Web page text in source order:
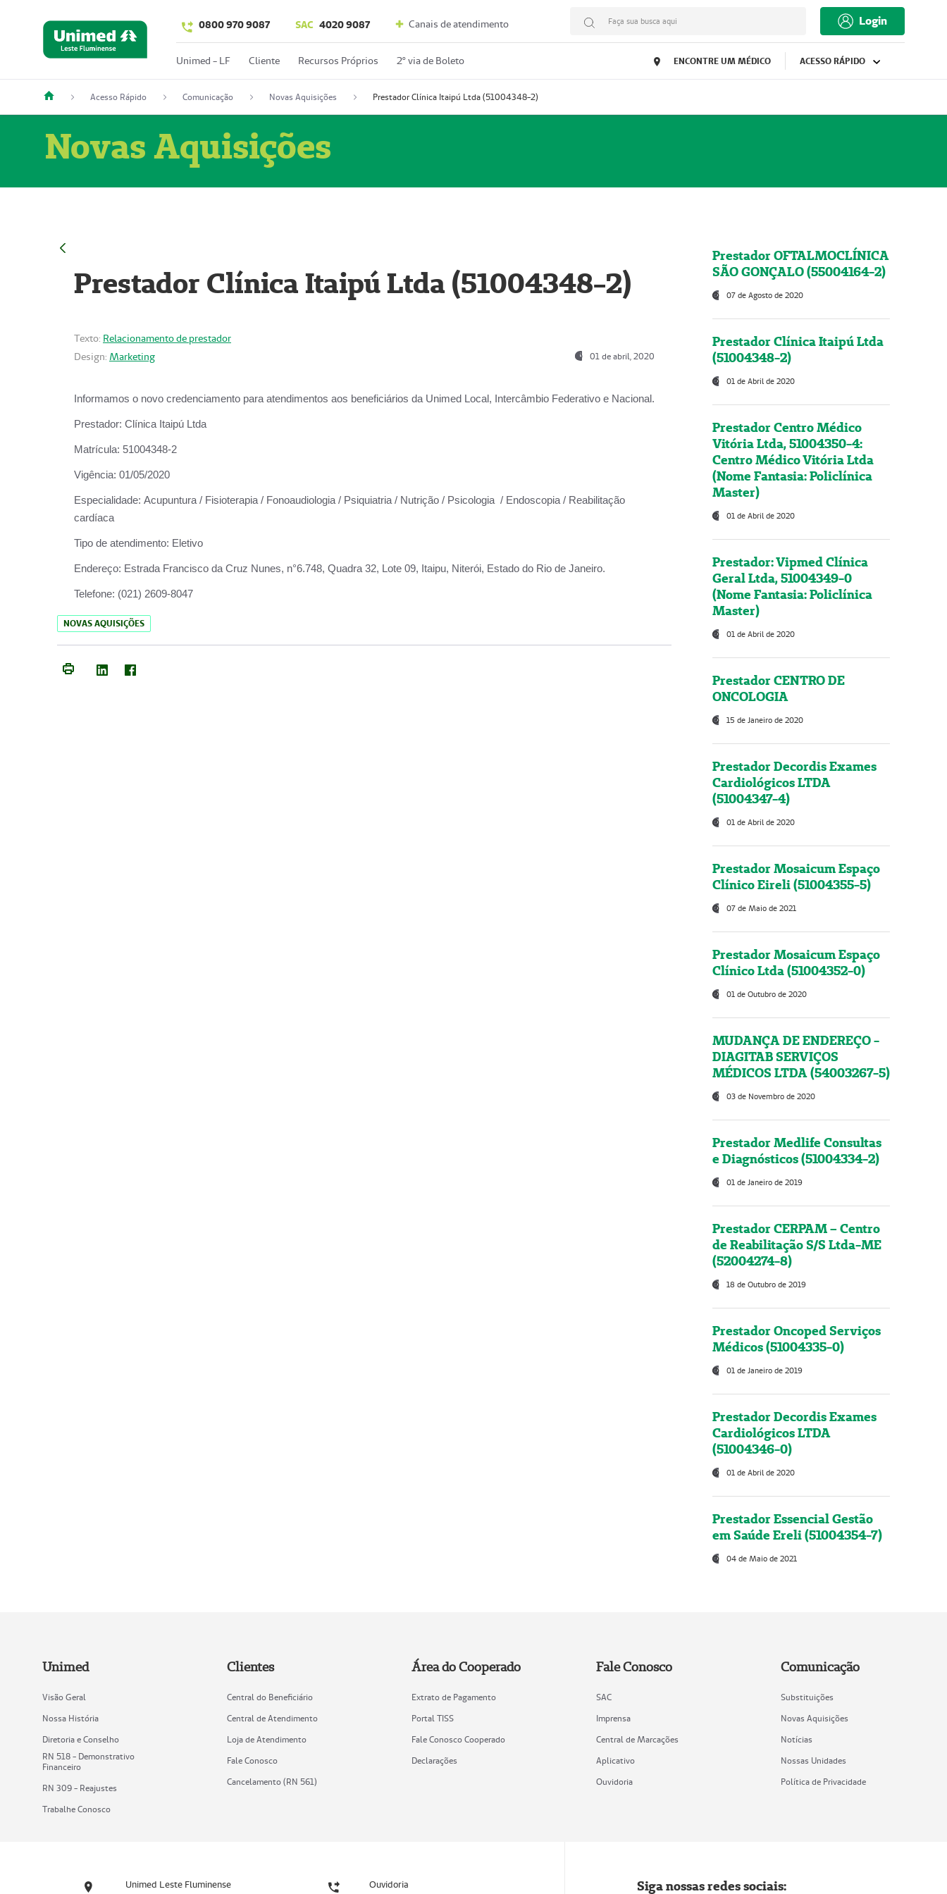
0800 970 9087 SAC 4020 9087 Canais de atendimento Faça sua busca aqui Login
Unimed - LF Cliente Recursos Próprios 2º via de Boleto ENCONTRE UM MÉDICO ACESSO RÁPIDO
Acesso Rápido Comunicação Novas Aquisições Prestador Clínica Itaipú Ltda (51004348-2)
Novas Aquisições
Prestador Clínica Itaipú Ltda (51004348-2)
Texto: Relacionamento de prestador
Design: Marketing 01 de abril, 2020
Informamos o novo credenciamento para atendimentos aos beneficiários da Unimed Local, Intercâmbio Federativo e Nacional.
Prestador: Clínica Itaipú Ltda
Matrícula: 51004348-2
Vigência: 01/05/2020
Especialidade: Acupuntura / Fisioterapia / Fonoaudiologia / Psiquiatria / Nutrição / Psicologia / Endoscopia / Reabilitação
cardíaca
Tipo de atendimento: Eletivo
Endereço: Estrada Francisco da Cruz Nunes, n°6.748, Quadra 32, Lote 09, Itaipu, Niterói, Estado do Rio de Janeiro.
Telefone: (021) 2609-8047
NOVAS AQUISIÇÕES
Prestador OFTALMOCLÍNICA
SÃO GONÇALO (55004164-2)
07 de Agosto de 2020
Prestador Clínica Itaipú Ltda
(51004348-2)
01 de Abril de 2020
Prestador Centro Médico
Vitória Ltda, 51004350-4:
Centro Médico Vitória Ltda
(Nome Fantasia: Policlínica
Master)
01 de Abril de 2020
Prestador: Vipmed Clínica
Geral Ltda, 51004349-0
(Nome Fantasia: Policlínica
Master)
01 de Abril de 2020
Prestador CENTRO DE
ONCOLOGIA
15 de Janeiro de 2020
Prestador Decordis Exames
Cardiológicos LTDA
(51004347-4)
01 de Abril de 2020
Prestador Mosaicum Espaço
Clínico Eireli (51004355-5)
07 de Maio de 2021
Prestador Mosaicum Espaço
Clínico Ltda (51004352-0)
01 de Outubro de 2020
MUDANÇA DE ENDEREÇO -
DIAGITAB SERVIÇOS
MÉDICOS LTDA (54003267-5)
03 de Novembro de 2020
Prestador Medlife Consultas
e Diagnósticos (51004334-2)
01 de Janeiro de 2019
Prestador CERPAM – Centro
de Reabilitação S/S Ltda-ME
(52004274-8)
18 de Outubro de 2019
Prestador Oncoped Serviços
Médicos (51004335-0)
01 de Janeiro de 2019
Prestador Decordis Exames
Cardiológicos LTDA
(51004346-0)
01 de Abril de 2020
Prestador Essencial Gestão
em Saúde Ereli (51004354-7)
04 de Maio de 2021
Unimed
Visão Geral
Nossa História
Diretoria e Conselho
RN 518 - Demonstrativo
Financeiro
RN 309 - Reajustes
Trabalhe Conosco
Clientes
Central do Beneficiário
Central de Atendimento
Loja de Atendimento
Fale Conosco
Cancelamento (RN 561)
Área do Cooperado
Extrato de Pagamento
Portal TISS
Fale Conosco Cooperado
Declarações
Fale Conosco
SAC
Imprensa
Central de Marcações
Aplicativo
Ouvidoria
Comunicação
Substituições
Novas Aquisições
Notícias
Nossas Unidades
Política de Privacidade
Unimed Leste Fluminense Ouvidoria Siga nossas redes sociais: